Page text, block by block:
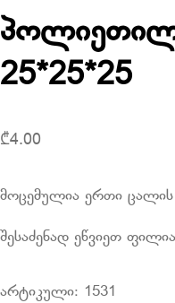
25*25*25
₾4.00
მოცემულია ერთი ცალის
შესაძენად ეწვიეთ
არტიკული: 1531